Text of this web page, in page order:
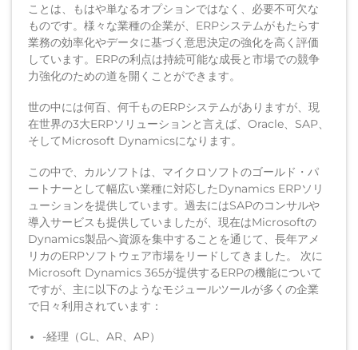
ことは、もはや単なるオプションではなく、必要不可欠な
ものです。様々な業種の企業が、ERPシステムがもたらす
業務の効率化やデータに基づく意思決定の強化を高く評価
しています。ERPの利点は持続可能な成長と市場での競争
力強化のための道を開くことができます。
世の中には何百、何千ものERPシステムがありますが、現
在世界の3大ERPソリューションと言えば、Oracle、SAP、
そしてMicrosoft Dynamicsになります。
この中で、カルソフトは、マイクロソフトのゴールド・パ
ートナーとして幅広い業種に対応したDynamics ERPソリ
ューションを提供しています。過去にはSAPのコンサルや
導入サービスも提供していましたが、現在はMicrosoftの
Dynamics製品へ資源を集中することを通じて、長年アメ
リカのERPソフトウェア市場をリードしてきました。 次に
Microsoft Dynamics 365が提供するERPの機能について
ですが、主に以下のようなモジュールツールが多くの企業
で日々利用されています：
-経理（GL、AR、AP）